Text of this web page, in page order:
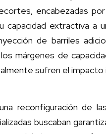
encabezadas
capacidad extractiva a
de barriles
márgenes de
sufren el
reconfiguración de
buscaban